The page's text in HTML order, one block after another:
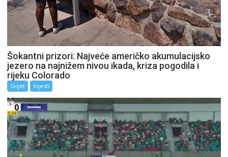
Šokantni prizori: Najveće američko akumulacijsko
jezero na najnižem nivou ikada, kriza pogodila i
rijeku Colorado
Svijet Vijesti